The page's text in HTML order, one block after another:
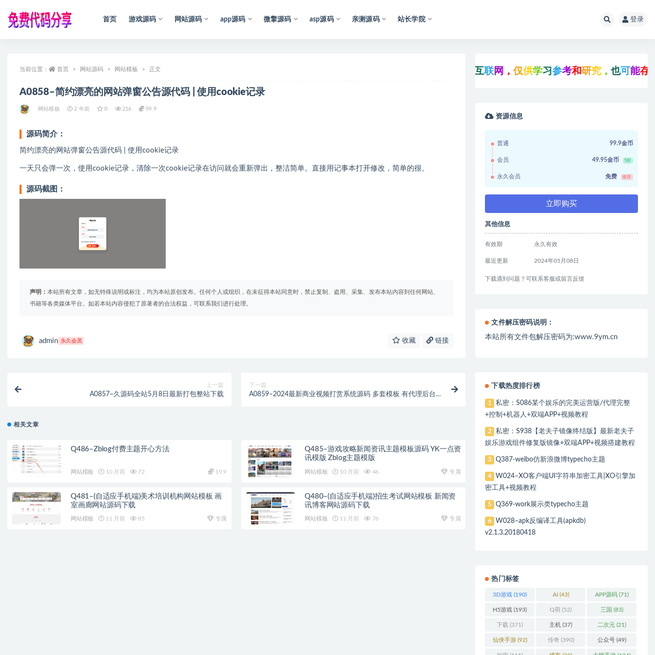
首页 游戏源码 网站源码 app源码 微擎源码 asp源码 亲测源码 站长学院 登录
当前位置： 首页 网站源码 网站模板 正文
A0858–简约漂亮的网站弹窗公告源代码 | 使用cookie记录
网站模板 2 年前 0 216 99.9
源码简介：
简约漂亮的网站弹窗公告源代码 | 使用cookie记录
一天只会弹一次，使用cookie记录，清除一次cookie记录在访问就会重新弹出，整洁简单。直接用记事本打开修改，简单的很。
源码截图：
声明： 本站所有文章，如无特殊说明或标注，均为本站原创发布。任何个人或组织，在未征得本站同意时，禁止复制、盗用、采集、发布本站内容到任何网站、
书籍等各类媒体平台。如若本站内容侵犯了原著者的合法权益，可联系我们进行处理。
admin 永久会员 收藏 链接
上一篇
A0857–久源码全站5月8日最新打包整站下载
下一篇
A0859–2024最新商业视频打赏系统源码 多套模板 有代理后台
相关文章
Q486–Zblog付费主题开心方法
网站模板 10 月前 72 19.9
Q485–游戏攻略新闻资讯主题模板源码 YK一点资
讯模版 Zblog主题模版
网站模板 10 月前 46 专属
Q481–(自适应手机端)美术培训机构网站模板 画
室画廊网站源码下载
网站模板 11 月前 85 专属
Q480–(自适应手机端)招生考试网站模板 新闻资
讯博客网站源码下载
网站模板 11 月前 76 专属
联网，仅 供学习参考和研究，也 可能存在未
资源信息
普通 99.9金币
会员 49.95金币 5折
永久会员 免费 推荐
立即购买
其他信息
有效期 永久有效
最近更新 2024年05月08日
下载遇到问题？可联系客服或留言反馈
文件解压密码说明：
本站所有文件包解压密码为:www.9ym.cn
下载热度排行榜
1
私密：S086某个娱乐的完美运营版/代理完整
+控制+机器人+双端APP+视频教程
2
私密：S938【老夫子镜像终结版】最新老夫子
娱乐游戏组件修复版镜像+双端APP+视频搭建教程
3 Q387-weibo仿新浪微博typecho主题
4
W024–XO客户端UI字符串加密工具|XO引擎加
密工具+视频教程
5 Q369-work展示类typecho主题
6
W028–apk反编译工具(apkdb)
v2.1.3.20180418
热门标签
3D游戏 (190) AI(43) APP源码(71)
H5游戏 (193) Q萌 (52) 三国 (83)
下载 (371) 主机 (37) 二次元(21)
仙侠手游(92) 传奇(390) 公众号(49)